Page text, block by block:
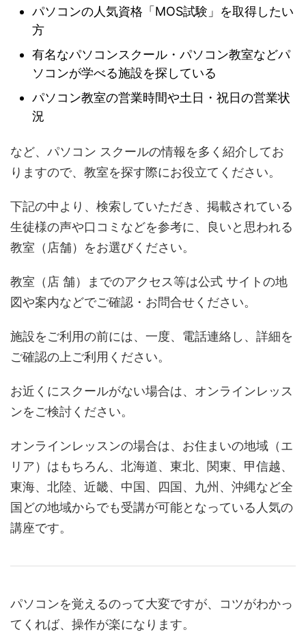
パソコンの人気資格「MOS試験」を取得したい
方
有名なパソコンスクール・パソコン教室などパ
ソコンが学べる施設を探している
パソコン教室の営業時間や土日・祝日の営業状
況
など、パソコン スクールの情報を多く紹介してお
りますので、教室を探す際にお役立てください。
下記の中より、検索していただき、掲載されている
生徒様の声や口コミなどを参考に、良いと思われる
教室（店舗）をお選びください。
教室（店 舗）までのアクセス等は公式 サイトの地
図や案内などでご確認・お問合せください。
施設をご利用の前には、一度、電話連絡し、詳細を
ご確認の上ご利用ください。
お近くにスクールがない場合は、オンラインレッス
ンをご検討ください。
オンラインレッスンの場合は、お住まいの地域（エ
リア）はもちろん、北海道、東北、関東、甲信越、
東海、北陸、近畿、中国、四国、九州、沖縄など全
国どの地域からでも受講が可能となっている人気の
講座です。
パソコンを覚えるのって大変ですが、コツがわかっ
てくれば、操作が楽になります。